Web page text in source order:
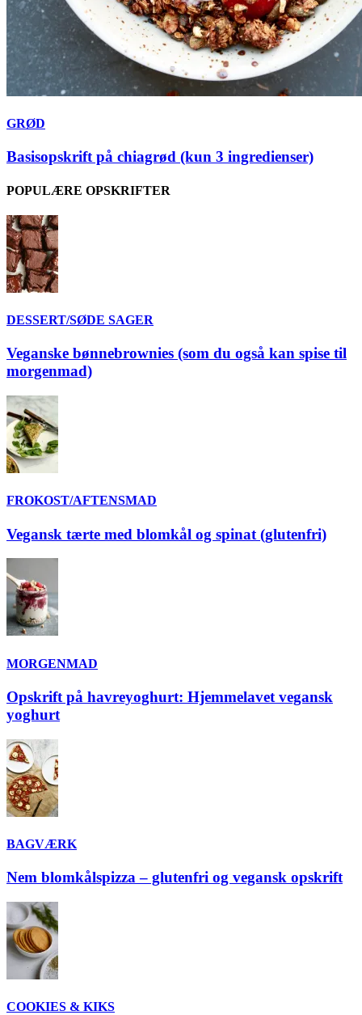
GRØD
Basisopskrift på chiagrød (kun 3 ingredienser)
POPULÆRE OPSKRIFTER
DESSERT/SØDE SAGER
Veganske bønnebrownies (som du også kan spise til
morgenmad)
FROKOST/AFTENSMAD
Vegansk tærte med blomkål og spinat (glutenfri)
MORGENMAD
Opskrift på havreyoghurt: Hjemmelavet vegansk
yoghurt
BAGVÆRK
Nem blomkålspizza – glutenfri og vegansk opskrift
COOKIES & KIKS